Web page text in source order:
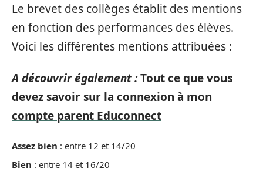
Le brevet des collèges établit des mentions
en fonction des performances des élèves.
Voici les différentes mentions attribuées :
A découvrir également :Tout ce que vous
devez savoir sur la connexion à mon
compte parent Educonnect
Assez bien : entre 12 et 14/20
Bien : entre 14 et 16/20